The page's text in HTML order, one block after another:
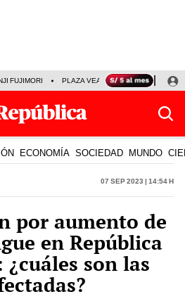
FUJIMORI PLAZA VEA FERIADOS
ECONOMÍA SOCIEDAD MUNDO
07 Sep 2023 | 14:54 h
por aumento de
en República
son las